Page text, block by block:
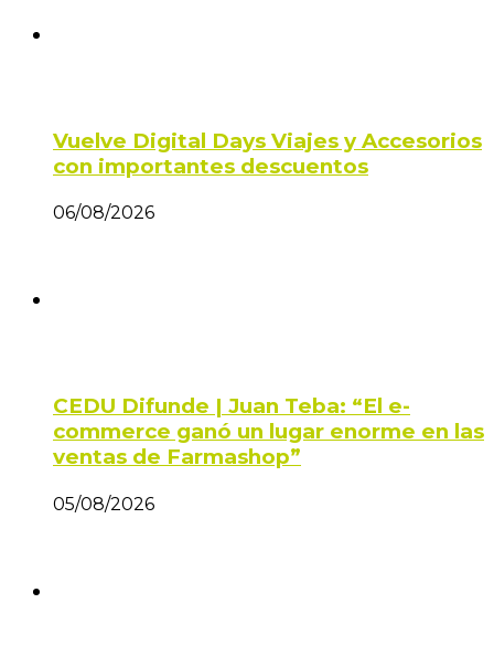
Vuelve Digital Days Viajes y Accesorios
con importantes descuentos
06/08/2026
CEDU Difunde | Juan Teba: “El e-
commerce ganó un lugar enorme en las
ventas de Farmashop”
05/08/2026